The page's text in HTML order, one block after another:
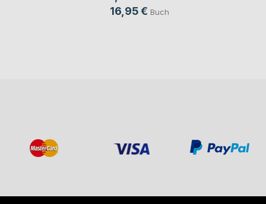
16,95 € Buch